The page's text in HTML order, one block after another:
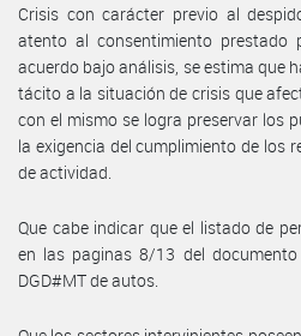
Crisis con carácter previo al
atento al consentimiento prestado
acuerdo bajo análisis, se estima que
tácito a la situación de crisis que
con el mismo se logra preservar los
la exigencia del cumplimiento de los
de actividad.
Que cabe indicar que el listado de
en las paginas 8/13 del documento
DGD#MT de autos.